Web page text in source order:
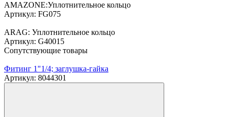
AMAZONE:Уплотнительное кольцо
Артикул: FG075
ARAG: Уплотнительное кольцо
Артикул: G40015
Сопутствующие товары
Фитинг 1"1/4; заглушка-гайка
Артикул: 8044301